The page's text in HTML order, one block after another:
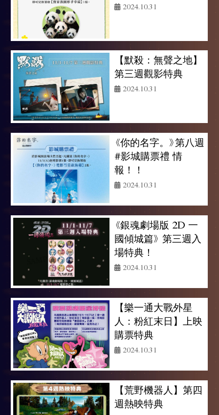
2024.10.31
【默殺：無聲之地】
第三週觀影特典
2024.10.31
《你的名字。》第八週
#影城購票禮 情
報！！
2024.10.31
《銀魂劇場版 2D 一
國傾城篇》 第三週入
場特典！
2024.10.31
【樂一通大戰外星
人：粉紅末日】上映
購票特典
2024.10.31
【荒野機器人】第四
週熱映特典